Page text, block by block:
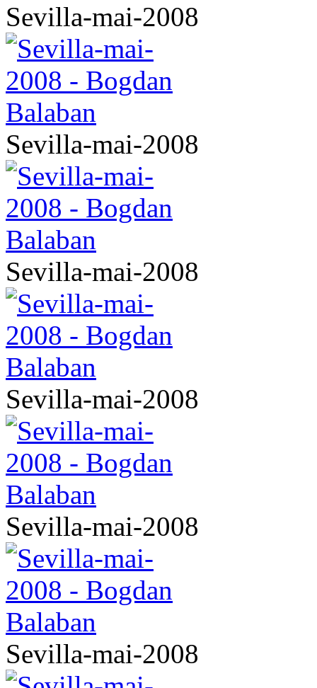
Sevilla-mai-2008
Sevilla-mai-2008
Sevilla-mai-2008
Sevilla-mai-2008
Sevilla-mai-2008
Sevilla-mai-2008